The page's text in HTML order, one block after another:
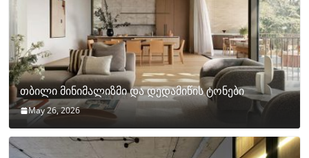
თბილი მინიმალიზმი და დედამიწის ტონები
May 26, 2026